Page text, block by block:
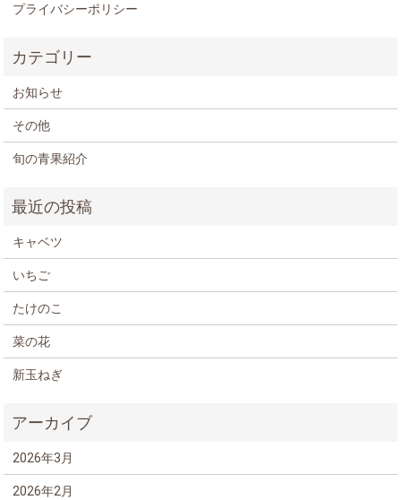
プライバシーポリシー
お知らせ
その他
旬の青果紹介
キャベツ
いちご
たけのこ
菜の花
新玉ねぎ
2026年3月
2026年2月